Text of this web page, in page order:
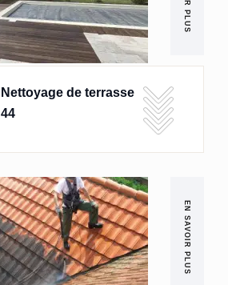
Nettoyage de terrasse
44
EN SAVOIR PLUS